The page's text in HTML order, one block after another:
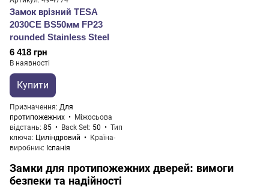
Замок врізний TESA
2030CE BS50мм FP23
rounded Stainless Steel
6 418 грн
В наявності
Купити
Призначення Для
протипожежних
Міжосьова
відстань 85 Back Set 50
Тип
ключа
Циліндровий
Країна-
виробник
Іспанія
Замки для протипожежних дверей: вимоги
безпеки та надійності